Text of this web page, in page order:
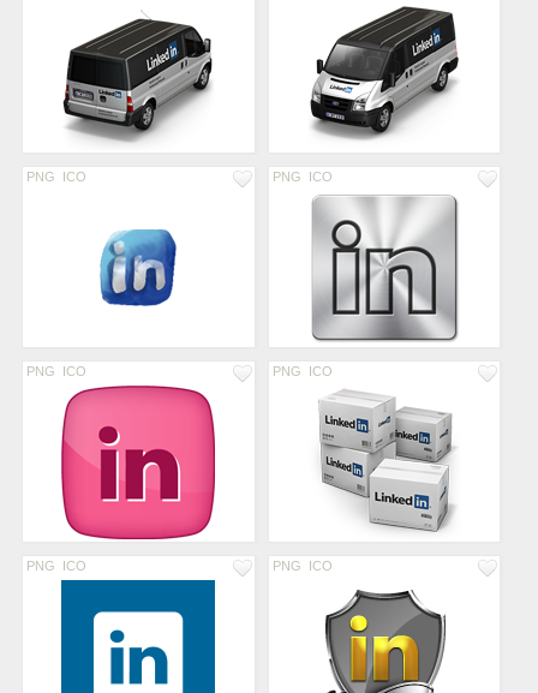
PNG ICO PNG ICO
PNG ICO PNG ICO
PNG ICO PNG ICO